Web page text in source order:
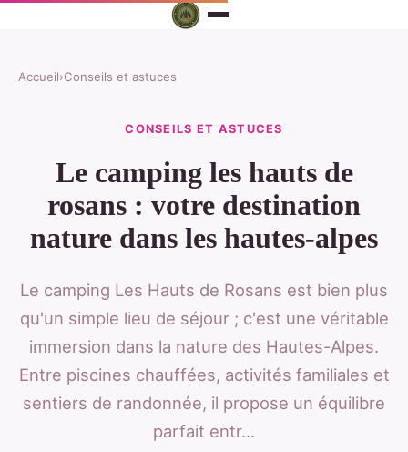
Accueil›Conseils et astuces
CONSEILS ET ASTUCES
Le camping les hauts de
rosans : votre destination
nature dans les hautes-alpes
Le camping Les Hauts de Rosans est bien plus
qu'un simple lieu de séjour ; c'est une véritable
immersion dans la nature des Hautes-Alpes.
Entre piscines chauffées, activités familiales et
sentiers de randonnée, il propose un équilibre
parfait entr...